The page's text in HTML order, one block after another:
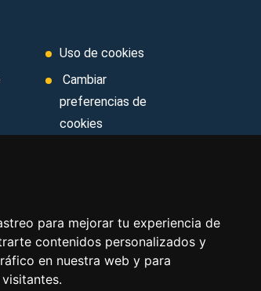
para mejorar tu experiencia de
contenidos personalizados y
en nuestra web y para
Uso de cookies
Cambiar
preferencias de
cookies
Contacto